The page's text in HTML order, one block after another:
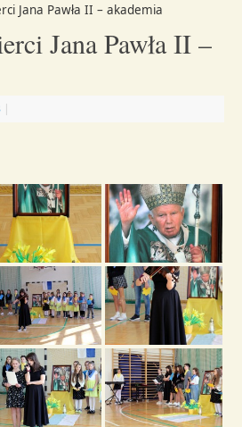
Jana Pawła II – akademia
Jana Pawła II –
|